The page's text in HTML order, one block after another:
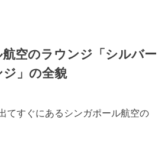
空のラウンジ「シルバー
」の全貌
てすぐにあるシンガポール航空の